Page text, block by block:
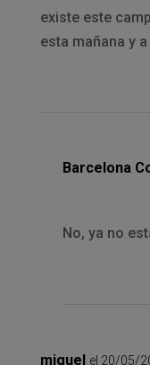
existe este
esta mañana y
Barcelona
No, ya no
miguel el 20/05/